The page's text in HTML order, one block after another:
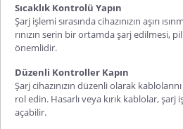
Sıcaklık Kontrolü Yapın
Şarj işlemi sırasında cihazınızın aşırı
rınızın serin bir ortamda şarj edilmesi,
önemlidir.
Düzenli Kontroller Kapın
Şarj cihazınızın düzenli olarak
rol edin. Hasarlı veya kırık kablolar, şarj
açabilir.